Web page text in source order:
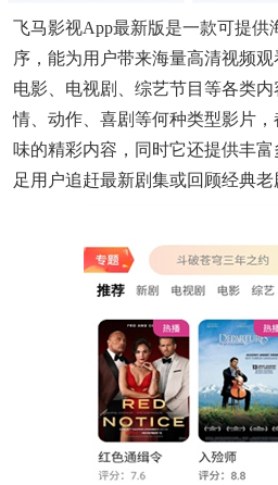
飞马影视app最新版是一款可提供
序，能为用户带来海量高清视频
电影、电视剧、综艺节目等各类
情、动作、喜剧等何种类型影片
味的精彩内容，同时它还提供丰
足用户追赶最新剧集或回顾经典老